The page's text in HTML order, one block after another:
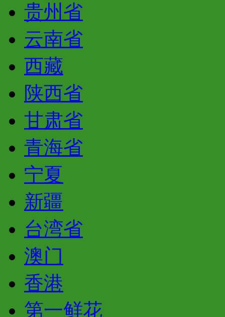
贵州省
云南省
西藏
陕西省
甘肃省
青海省
宁夏
新疆
台湾省
澳门
香港
第一鲜花